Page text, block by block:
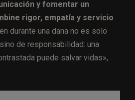
y fomentar un
rigor, empatía y servicio
durante una dana no es solo
de responsabilidad: una
puede salvar vidas»,